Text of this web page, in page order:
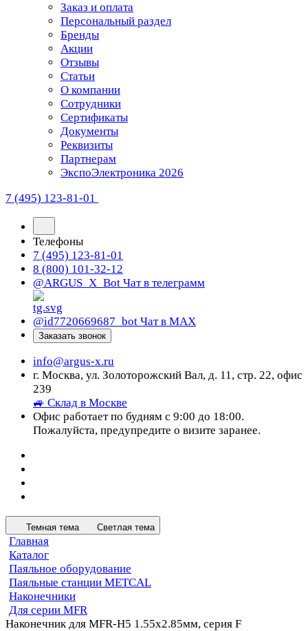
Заказ и оплата
Персональный раздел
Бренды
Акции
Отзывы
Статьи
О компании
Сотрудники
Сертификаты
Документы
Реквизиты
Партнерам
ЭкспоЭлектроника 2026
7 (495) 123-81-01
Телефоны
7 (495) 123-81-01
8 (800) 101-32-12
@ARGUS_X_Bot Чат в телеграмм
@id7720669687_bot Чат в МАХ
Заказать звонок
info@argus-x.ru
г. Москва, ул. Золоторожский Вал, д. 11, стр. 22, офис
239
🚙 Склад в Москве
Офис работает по будням с 9:00 до 18:00.
Пожалуйста, предупредите о визите заранее.
Темная тема Светлая тема
Главная
Каталог
Паяльное оборудование
Паяльные станции METCAL
Наконечники
Для серии MFR
Наконечник для MFR-H5 1.55х2.85мм, серия F